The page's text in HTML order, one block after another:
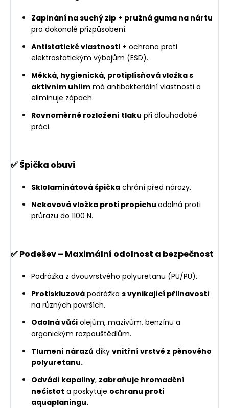
Zapínání na suchý zip + pružná guma na nártu
pro dokonalé přizpůsobení.
Antistatické vlastnosti + ochrana proti
elektrostatickým výbojům (ESD).
Měkká, hygienická, protiplísňová vložka s
aktivním uhlím má antibakteriální vlastnosti a
eliminuje zápach.
Rovnoměrné rozložení tlaku při dlouhodobé
práci.
✅ Špička obuvi
Sklolaminátová špička chrání před nárazy.
Nekovová vložka proti propichu odolná proti
průrazu do 1100 N.
✅ Podešev – Maximální odolnost a bezpečnost
Podrážka z dvouvrstvého polyuretanu (PU/PU).
Protiskluzová podrážka s vynikající přilnavostí
na různých površích.
Odolná vůči olejům, mazivům, benzínu a
organickým rozpouštědlům.
Tlumení nárazů díky vnitřní vrstvě z pěnového
polyuretanu.
Odvádí kapaliny, zabraňuje hromadění
nečistot a poskytuje ochranu proti
aquaplaningu.